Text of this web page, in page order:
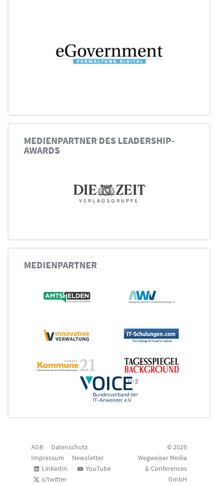
MEDIENPARTNER DES LEADERSHIP-
AWARDS
MEDIENPARTNER
AGB
Datenschutz
Impressum
Newsletter
LinkedIn
YouTube
x/twitter
© 2026
Wegweiser Media
& Conferences
GmbH